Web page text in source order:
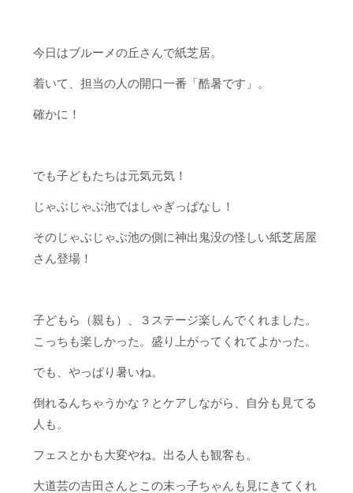
今日はブルーメの丘さんで紙芝居。
着いて、担当の人の開口一番「酷暑です」。
確かに！
でも子どもたちは元気元気！
じゃぶじゃぶ池ではしゃぎっぱなし！
そのじゃぶじゃぶ池の側に神出鬼没の怪しい紙芝居屋
さん登場！
子どもら（親も）、３ステージ楽しんでくれました。
こっちも楽しかった。盛り上がってくれてよかった。
でも、やっぱり暑いね。
倒れるんちゃうかな？とケアしながら、自分も見てる
人も。
フェスとかも大変やね。出る人も観客も。
大道芸の吉田さんとこの末っ子ちゃんも見にきてくれ